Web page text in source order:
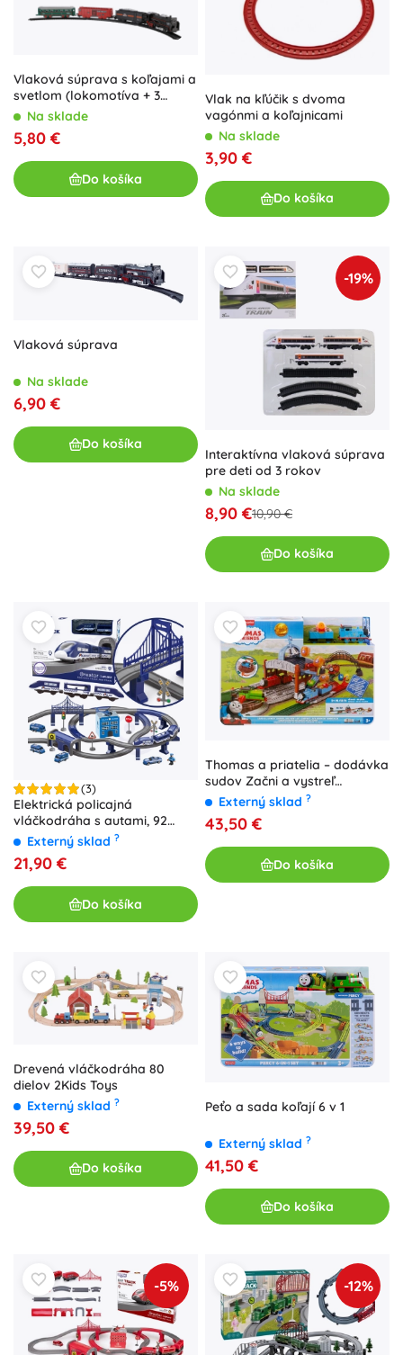
Vlaková súprava s koľajami a
svetlom (lokomotíva + 3
vagóny)
Na sklade
5,80 €
Do košíka
Vlak na kľúčik s dvoma
vagónmi a koľajnicami
Na sklade
3,90 €
Do košíka
Vlaková súprava
Na sklade
6,90 €
Do košíka
-19%
Interaktívna vlaková súprava
pre deti od 3 rokov
Na sklade
8,90 €10,90 €
Do košíka
(3)
Elektrická policajná
vláčkodráha s autami, 92
dielov, 300 cm
Externý sklad ?
21,90 €
Do košíka
Thomas a priatelia – dodávka
sudov Začni a vystreľ
železničný set s motorovým
Tomášom
Externý sklad ?
43,50 €
Do košíka
Drevená vláčkodráha 80
dielov 2Kids Toys
Externý sklad ?
39,50 €
Do košíka
Peťo a sada koľají 6 v 1
Externý sklad ?
41,50 €
Do košíka
-5% -12%